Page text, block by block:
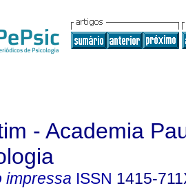
- Academia
impressa ISSN 1415-